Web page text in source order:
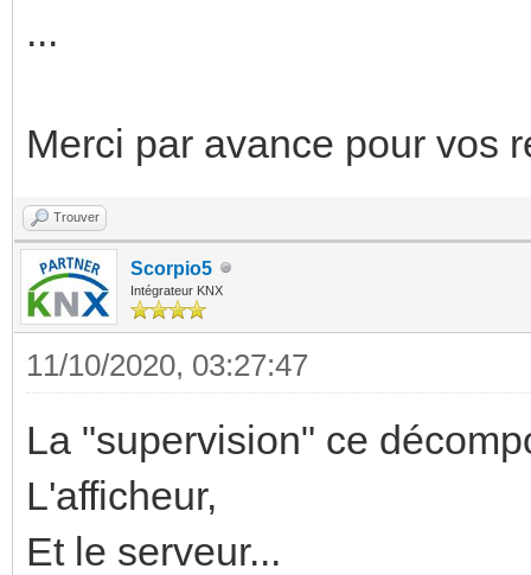
...
Merci par avance pour vos
Trouver
Scorpio5
Intégrateur KNX
11/10/2020, 03:27:47
La "supervision" ce
L'afficheur,
Et le serveur...